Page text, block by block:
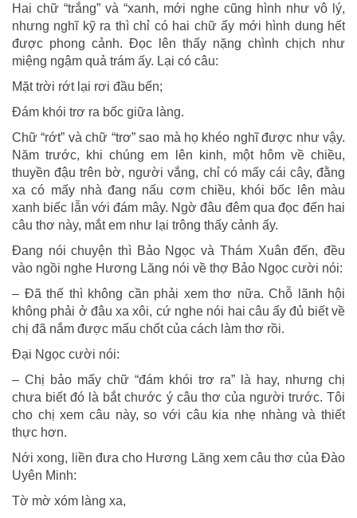
Hai chữ “trắng” và “xanh, mới nghe cũng hình như vô lý,
nhưng nghĩ kỹ ra thì chỉ có hai chữ ấy mới hình dung hết
được phong cảnh. Đọc lên thấy nặng chình chịch như
miệng ngậm quả trám ấy. Lại có câu:
Mặt trời rớt lại rơi đầu bến;
Đám khói trơ ra bốc giữa làng.
Chữ “rớt” và chữ “trơ” sao mà họ khéo nghĩ được như vậy.
Năm trước, khi chúng em lên kinh, một hôm về chiều,
thuyền đậu trên bờ, người vắng, chỉ có mấy cái cây, đằng
xa có mấy nhà đang nấu cơm chiều, khói bốc lên màu
xanh biếc lẫn với đám mây. Ngờ đâu đêm qua đọc đến hai
câu thơ này, mắt em như lại trông thấy cảnh ấy.
Đang nói chuyện thì Bảo Ngọc và Thám Xuân đến, đều
vào ngồi nghe Hương Lăng nói về thợ Bảo Ngọc cười nói:
– Đã thế thì không cần phải xem thơ nữa. Chỗ lãnh hội
không phải ở đâu xa xôi, cứ nghe nói hai câu ấy đủ biết về
chị đã nắm được mấu chốt của cách làm thơ rồi.
Đại Ngọc cười nói:
– Chị bảo mấy chữ “đám khói trơ ra” là hay, nhưng chị
chưa biết đó là bắt chước ý câu thơ của người trước. Tôi
cho chị xem câu này, so với câu kia nhẹ nhàng và thiết
thực hơn.
Nới xong, liền đưa cho Hương Lăng xem câu thơ của Đào
Uyên Minh:
Tờ mờ xóm làng xa,